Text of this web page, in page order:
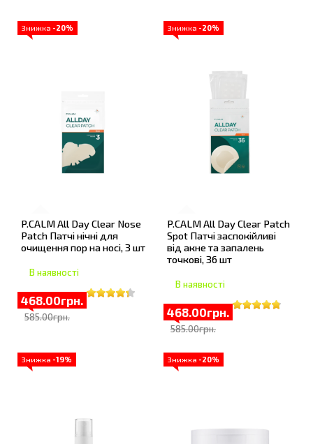
Знижка -20%
P.CALM All Day Clear Nose
Patch Патчі нічні для
очищення пор на носі, 3 шт
В наявності
468.00грн.
585.00грн.
Знижка -20%
P.CALM All Day Clear Patch
Spot Патчі заспокійливі
від акне та запалень
точкові, 36 шт
В наявності
468.00грн.
585.00грн.
Знижка -19% Знижка -20%